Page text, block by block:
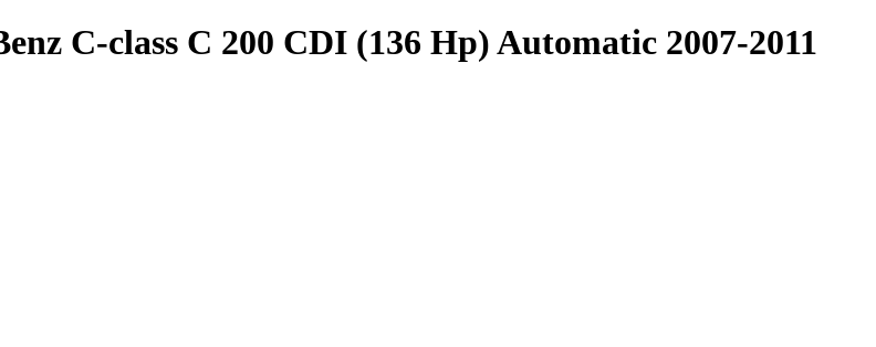
C-class C 200 CDI (136 Hp) Automatic 2007-2011